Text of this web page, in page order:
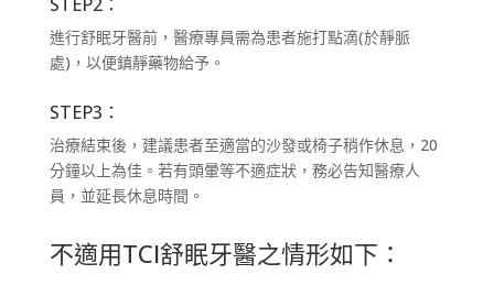
STEP2：
進行舒眠牙醫前，醫療專員需為患者施打點滴(於靜脈
處)，以便鎮靜藥物給予。
STEP3：
治療結束後，建議患者至適當的沙發或椅子稍作休息，20
分鐘以上為佳。若有頭暈等不適症狀，務必告知醫療人
員，並延長休息時間。
不適用TCI舒眠牙醫之情形如下：